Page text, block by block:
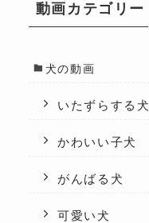
動画カテゴリー
犬の動画
いたずらする犬
かわいい子犬
がんばる犬
可愛い犬